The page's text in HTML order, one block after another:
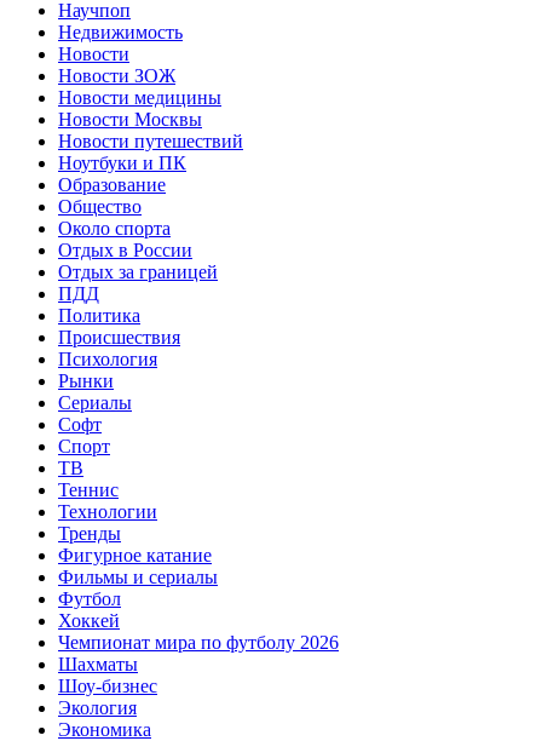
Научпоп
Недвижимость
Новости
Новости ЗОЖ
Новости медицины
Новости Москвы
Новости путешествий
Ноутбуки и ПК
Образование
Общество
Около спорта
Отдых в России
Отдых за границей
ПДД
Политика
Происшествия
Психология
Рынки
Сериалы
Софт
Спорт
ТВ
Теннис
Технологии
Тренды
Фигурное катание
Фильмы и сериалы
Футбол
Хоккей
Чемпионат мира по футболу 2026
Шахматы
Шоу-бизнес
Экология
Экономика